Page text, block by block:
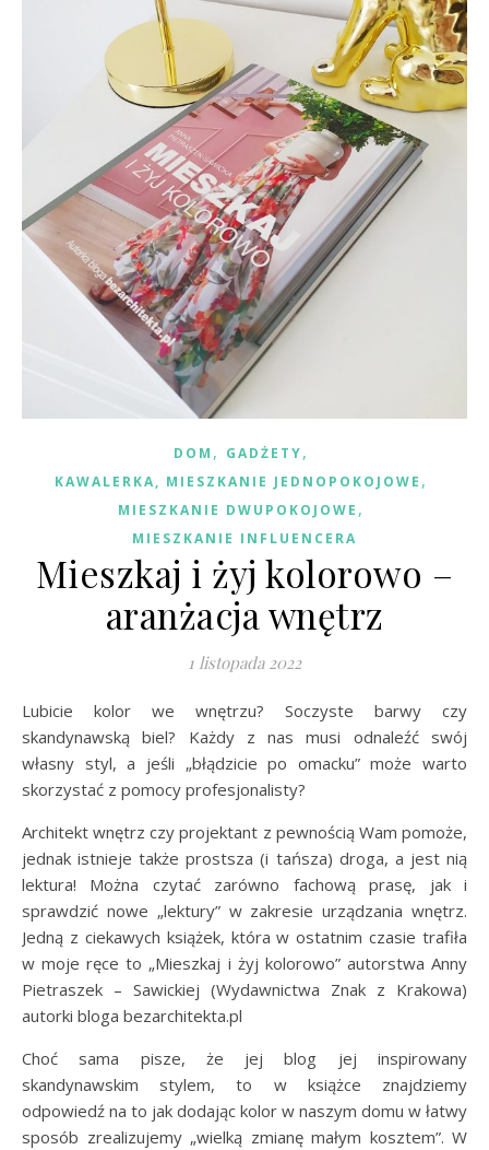
DOM , GADŻETY,
KAWALERKA, MIESZKANIE JEDNOPOKOJOWE ,
MIESZKANIE DWUPOKOJOWE ,
MIESZKANIE INFLUENCERA
Mieszkaj i żyj kolorowo –
aranżacja wnętrz
1 listopada 2022
Lubicie kolor we wnętrzu? Soczyste barwy czy
skandynawską biel? Każdy z nas musi odnaleźć swój
własny styl, a jeśli „błądzicie po omacku” może warto
skorzystać z pomocy profesjonalisty?
Architekt wnętrz czy projektant z pewnością Wam pomoże,
jednak istnieje także prostsza (i tańsza) droga, a jest nią
lektura! Można czytać zarówno fachową prasę, jak i
sprawdzić nowe „lektury” w zakresie urządzania wnętrz.
Jedną z ciekawych książek, która w ostatnim czasie trafiła
w moje ręce to „Mieszkaj i żyj kolorowo” autorstwa Anny
Pietraszek – Sawickiej (Wydawnictwa Znak z Krakowa)
autorki bloga bezarchitekta.pl
Choć sama pisze, że jej blog jej inspirowany
skandynawskim stylem, to w książce znajdziemy
odpowiedź na to jak dodając kolor w naszym domu w łatwy
sposób zrealizujemy „wielką zmianę małym kosztem”. W